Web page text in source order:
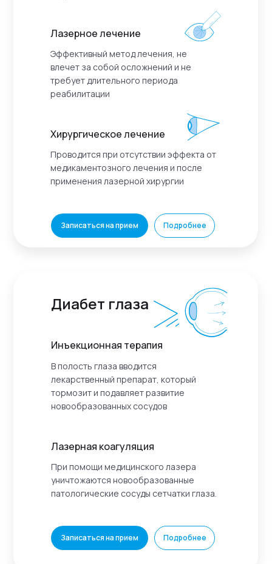
Диабет глаза
Записаться на прием Подробнее
Записаться на прием Подробнее
Лазерная коагуляция
При помощи медицинского лазера
уничтожаются новообразованные
патологические сосуды сетчатки глаза.
Инъекционная терапия
В полость глаза вводится
лекарственный препарат, который
тормозит и подавляет развитие
новообразованных сосудов
Лазерное лечение
Эффективный метод лечения, не
влечет за собой осложнений и не
требует длительного периода
реабилитации
Хирургическое лечение
Проводится при отсутствии эффекта от
медикаментозного лечения и после
применения лазерной хирургии